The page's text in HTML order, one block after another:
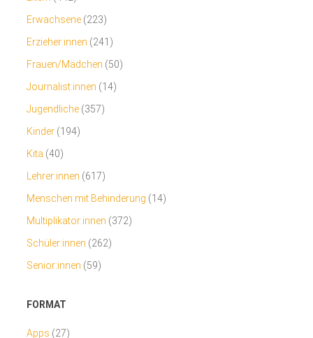
Erwachsene (223)
Erzieher:innen (241)
Frauen/Mädchen (50)
Journalist:innen (14)
Jugendliche (357)
Kinder (194)
Kita (40)
Lehrer:innen (617)
Menschen mit Behinderung (14)
Multiplikator:innen (372)
Schüler:innen (262)
Senior:innen (59)
FORMAT
Apps (27)